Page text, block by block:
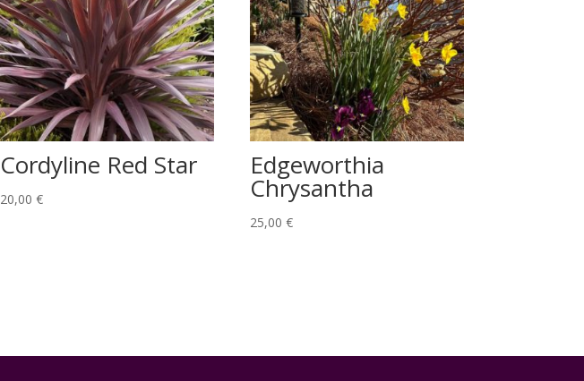
Cordyline Red Star
20,00€
Edgeworthia
Chrysantha
25,00€